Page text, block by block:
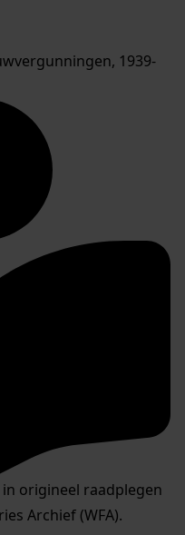
1939-
origineel raadplegen
Archief (WFA).